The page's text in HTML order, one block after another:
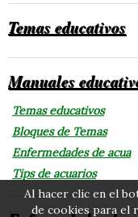
Temas educativos
Manuales
Temas educativos
Bloques de Temas
Enfermedades de acua
Tips de acuarios
Al hacer clic en el
de cookies para el